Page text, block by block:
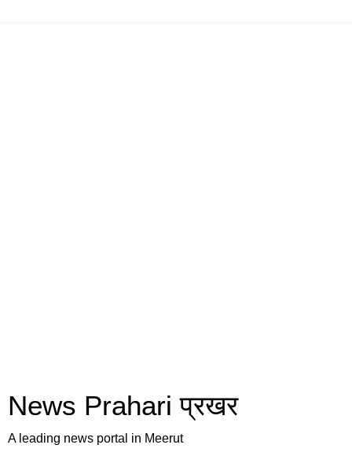
News Prahari प्रखर
A leading news portal in Meerut